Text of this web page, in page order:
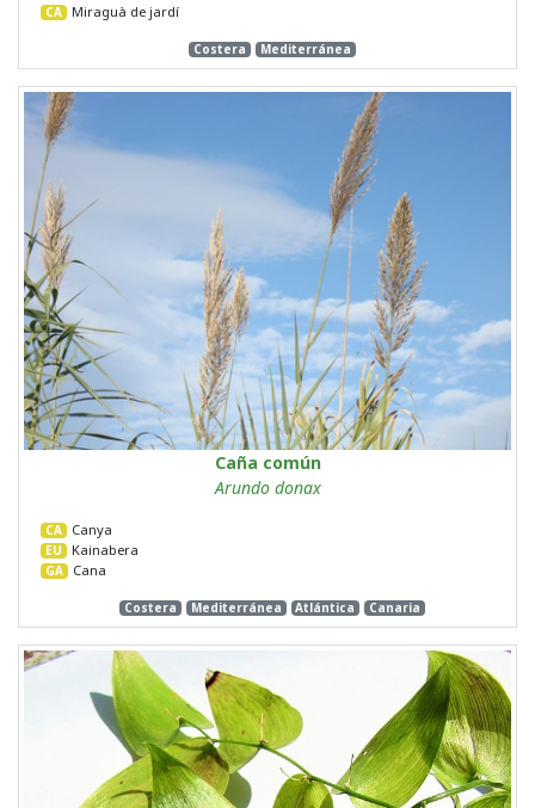
CA Miraguà de jardí
Costera Mediterránea
Caña común
Arundo donax
CA Canya
EU Kainabera
GA Cana
Costera Mediterránea Atlántica Canaria